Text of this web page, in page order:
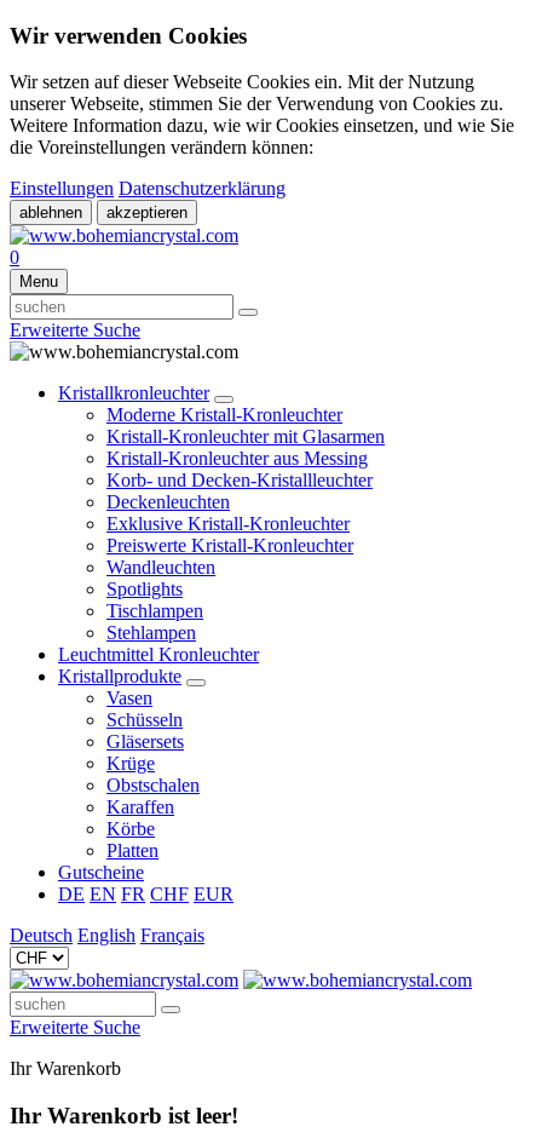
Wir verwenden Cookies
Wir setzen auf dieser Webseite Cookies ein. Mit der Nutzung
unserer Webseite, stimmen Sie der Verwendung von Cookies zu.
Weitere Information dazu, wie wir Cookies einsetzen, und wie Sie
die Voreinstellungen verändern können:
Einstellungen Datenschutzerklärung
ablehnen akzeptieren
0
Menu
Erweiterte Suche
Kristallkronleuchter
Moderne Kristall-Kronleuchter
Kristall-Kronleuchter mit Glasarmen
Kristall-Kronleuchter aus Messing
Korb- und Decken-Kristallleuchter
Deckenleuchten
Exklusive Kristall-Kronleuchter
Preiswerte Kristall-Kronleuchter
Wandleuchten
Spotlights
Tischlampen
Stehlampen
Leuchtmittel Kronleuchter
Kristallprodukte
Vasen
Schüsseln
Gläsersets
Krüge
Obstschalen
Karaffen
Körbe
Platten
Gutscheine
DE EN FR CHF EUR
Deutsch English Français
Erweiterte Suche
Ihr Warenkorb
Ihr Warenkorb ist leer!